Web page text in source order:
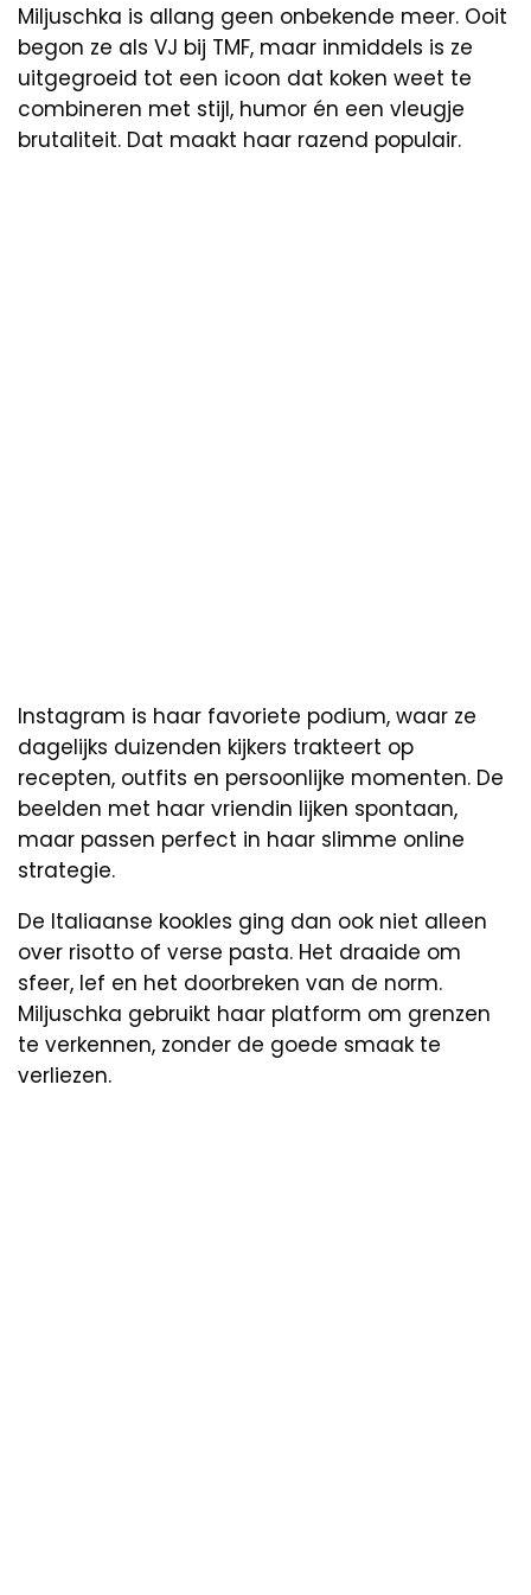
Miljuschka is allang geen onbekende meer. Ooit
begon ze als VJ bij TMF, maar inmiddels is ze
uitgegroeid tot een icoon dat koken weet te
combineren met stijl, humor én een vleugje
brutaliteit. Dat maakt haar razend populair.
Instagram is haar favoriete podium, waar ze
dagelijks duizenden kijkers trakteert op
recepten, outfits en persoonlijke momenten. De
beelden met haar vriendin lijken spontaan,
maar passen perfect in haar slimme online
strategie.
De Italiaanse kookles ging dan ook niet alleen
over risotto of verse pasta. Het draaide om
sfeer, lef en het doorbreken van de norm.
Miljuschka gebruikt haar platform om grenzen
te verkennen, zonder de goede smaak te
verliezen.